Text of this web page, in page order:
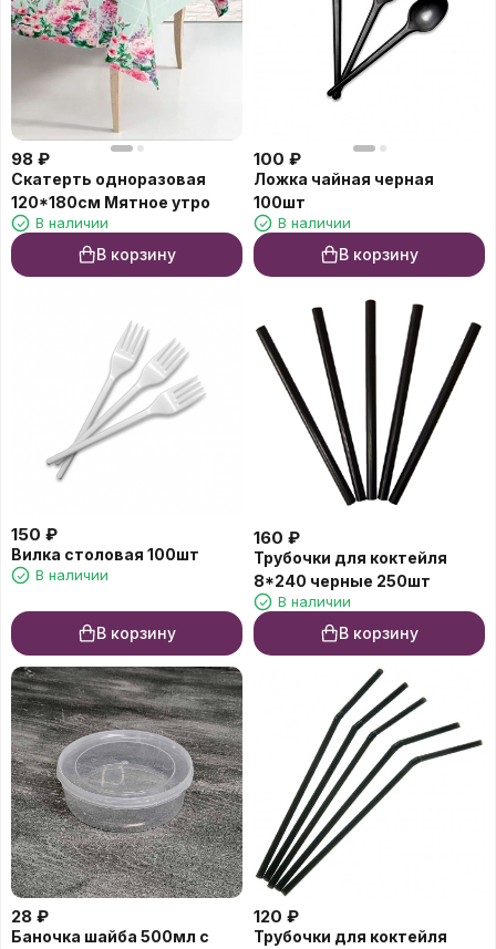
98 ₽
Скатерть одноразовая
120*180см Мятное утро
В наличии
В корзину
100 ₽
Ложка чайная черная
100шт
В наличии
В корзину
150 ₽
Вилка столовая 100шт
В наличии
В корзину
160 ₽
Трубочки для коктейля
8*240 черные 250шт
В наличии
В корзину
28 ₽
Баночка шайба 500мл с
120 ₽
Трубочки для коктейля